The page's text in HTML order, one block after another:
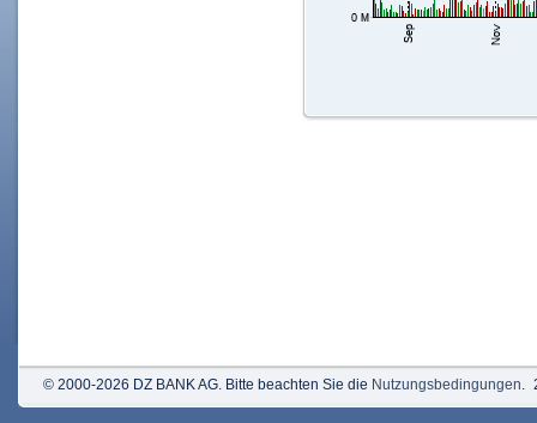
© 2000-2026 DZ BANK AG. Bitte beachten Sie die Nutzungsbedingungen.